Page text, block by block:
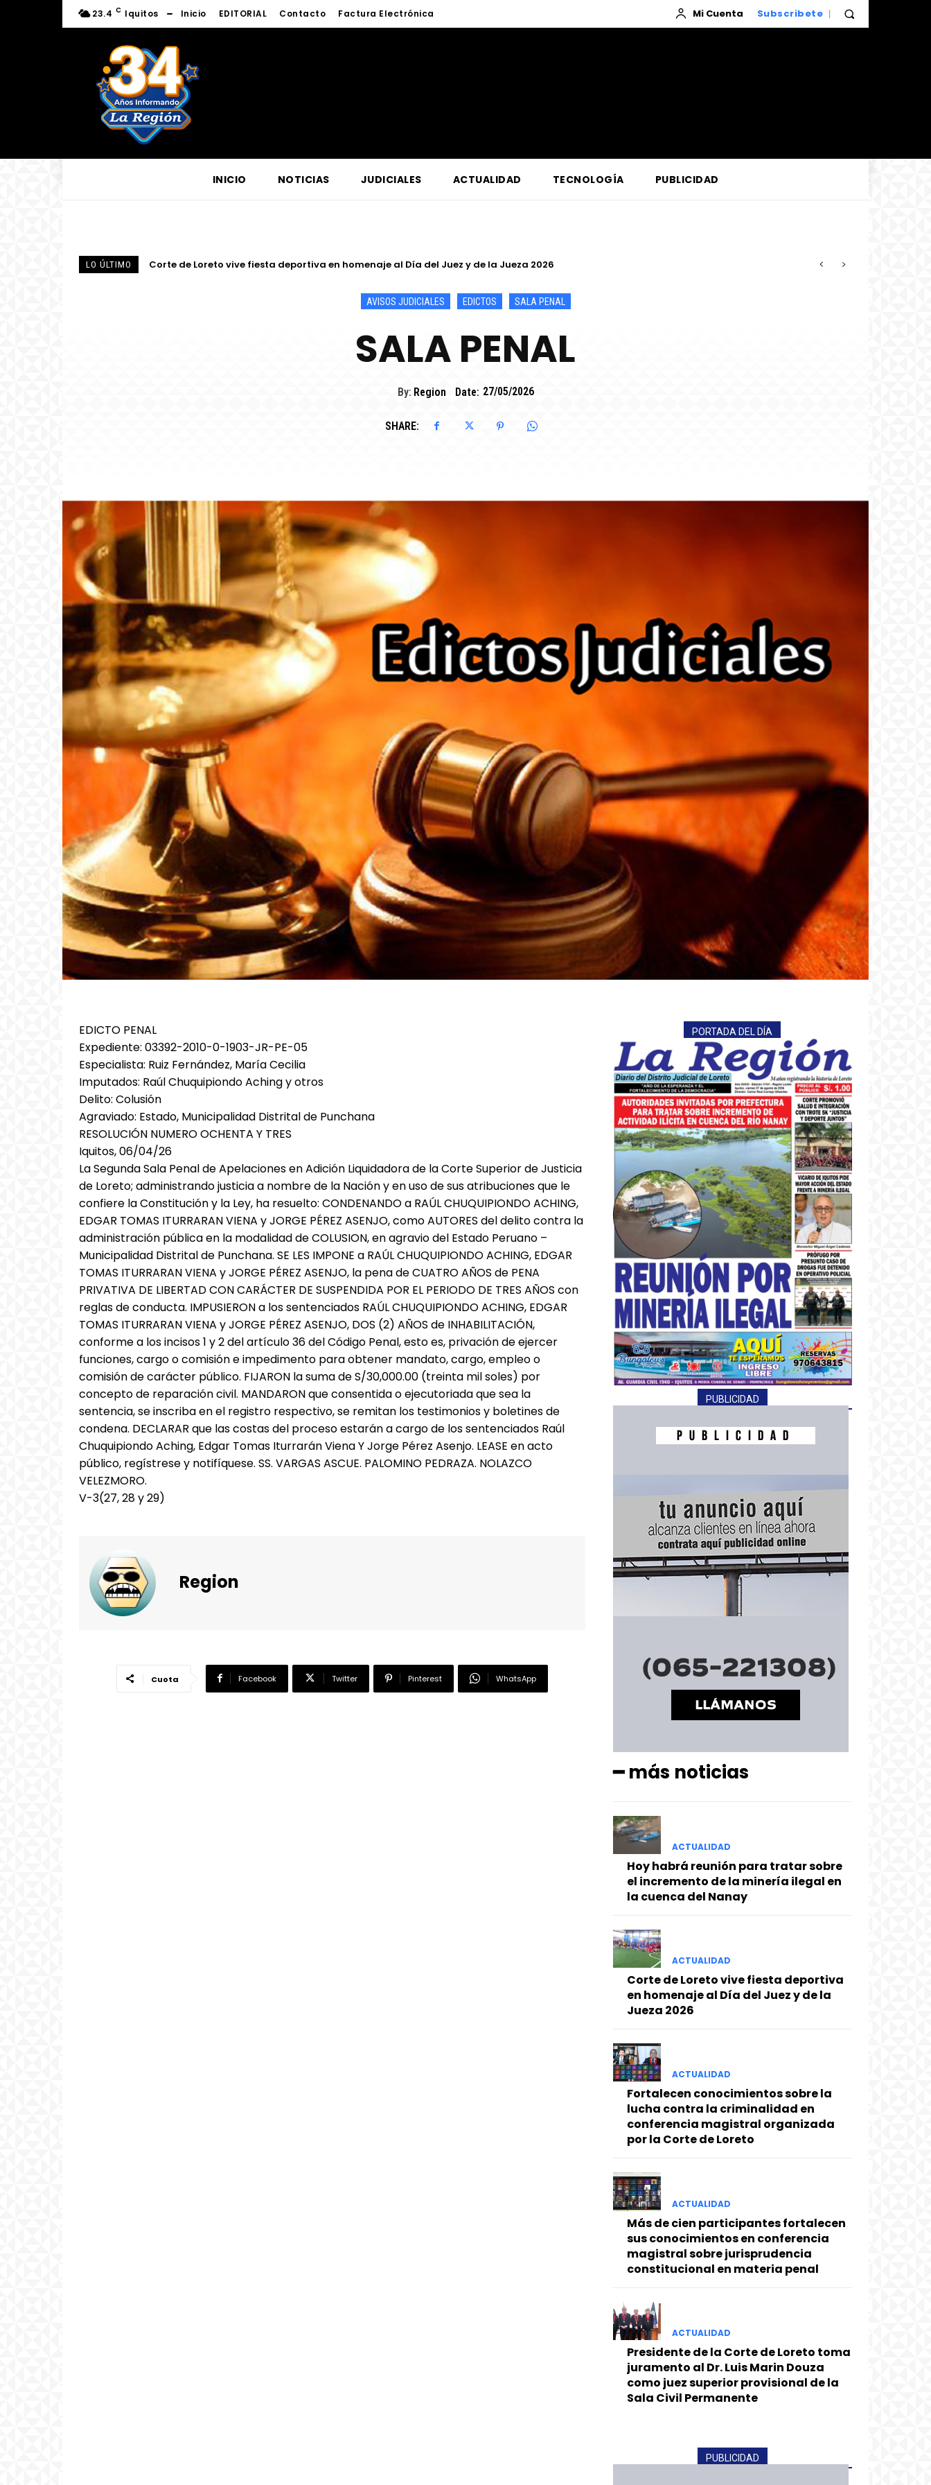
━ Planes
23.4 C Iquitos Inicio EDITORIAL Contacto Factura Electrónica Mi Cuenta Subscribete
INICIO NOTICIAS JUDICIALES ACTUALIDAD TECNOLOGÍA PUBLICIDAD
LO ÚLTIMO Corte de Loreto vive fiesta deportiva en homenaje al Día del Juez y de la Jueza 2026
Fortalecen conocimientos sobre la lucha contra la criminalidad en conferencia magistral organizada por la Corte de Loreto
AVISOS JUDICIALES EDICTOS SALA PENAL
SALA PENAL
By: Region Date: 27/05/2026
SHARE:
EDICTO PENAL
Expediente: 03392-2010-0-1903-JR-PE-05
Especialista: Ruiz Fernández, María Cecilia
Imputados: Raúl Chuquipiondo Aching y otros
Delito: Colusión
Agraviado: Estado, Municipalidad Distrital de Punchana
RESOLUCIÓN NUMERO OCHENTA Y TRES
Iquitos, 06/04/26
La Segunda Sala Penal de Apelaciones en Adición Liquidadora de la Corte Superior de Justicia
de Loreto; administrando justicia a nombre de la Nación y en uso de sus atribuciones que le
confiere la Constitución y la Ley, ha resuelto: CONDENANDO a RAÚL CHUQUIPIONDO ACHING,
EDGAR TOMAS ITURRARAN VIENA y JORGE PÉREZ ASENJO, como AUTORES del delito contra la
administración pública en la modalidad de COLUSION, en agravio del Estado Peruano –
Municipalidad Distrital de Punchana. SE LES IMPONE a RAÚL CHUQUIPIONDO ACHING, EDGAR
TOMAS ITURRARAN VIENA y JORGE PÉREZ ASENJO, la pena de CUATRO AÑOS de PENA
PRIVATIVA DE LIBERTAD CON CARÁCTER DE SUSPENDIDA POR EL PERIODO DE TRES AÑOS con
reglas de conducta. IMPUSIERON a los sentenciados RAÚL CHUQUIPIONDO ACHING, EDGAR
TOMAS ITURRARAN VIENA y JORGE PÉREZ ASENJO, DOS (2) AÑOS de INHABILITACIÓN,
conforme a los incisos 1 y 2 del artículo 36 del Código Penal, esto es, privación de ejercer
funciones, cargo o comisión e impedimento para obtener mandato, cargo, empleo o
comisión de carácter público. FIJARON la suma de S/30,000.00 (treinta mil soles) por
concepto de reparación civil. MANDARON que consentida o ejecutoriada que sea la
sentencia, se inscriba en el registro respectivo, se remitan los testimonios y boletines de
condena. DECLARAR que las costas del proceso estarán a cargo de los sentenciados Raúl
Chuquipiondo Aching, Edgar Tomas Iturrarán Viena Y Jorge Pérez Asenjo. LEASE en acto
público, regístrese y notifíquese. SS. VARGAS ASCUE. PALOMINO PEDRAZA. NOLAZCO
VELEZMORO.
V-3(27, 28 y 29)
Region
Cuota Facebook Twitter Pinterest WhatsApp
PORTADA DEL DÍA
PUBLICIDAD
━ más noticias
ACTUALIDAD
Hoy habrá reunión para tratar sobre
el incremento de la minería ilegal en
la cuenca del Nanay
ACTUALIDAD
Corte de Loreto vive fiesta deportiva
en homenaje al Día del Juez y de la
Jueza 2026
ACTUALIDAD
Fortalecen conocimientos sobre la
lucha contra la criminalidad en
conferencia magistral organizada
por la Corte de Loreto
ACTUALIDAD
Más de cien participantes fortalecen
sus conocimientos en conferencia
magistral sobre jurisprudencia
constitucional en materia penal
ACTUALIDAD
Presidente de la Corte de Loreto toma
juramento al Dr. Luis Marin Douza
como juez superior provisional de la
Sala Civil Permanente
PUBLICIDAD